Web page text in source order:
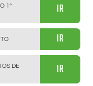
1º
IR
IR
DE
IR